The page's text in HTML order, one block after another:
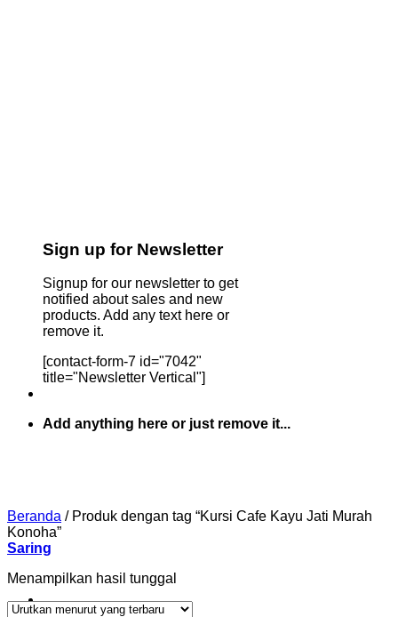
Sign up for Newsletter
Signup for our newsletter to get
notified about sales and new
products. Add any text here or
remove it.
[contact-form-7 id="7042"
title="Newsletter Vertical"]
Add anything here or just remove it...
Beranda /Produk dengan tag “Kursi Cafe Kayu Jati Murah
Konoha”
Saring
Menampilkan hasil tunggal